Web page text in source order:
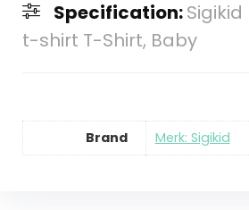
Specification:
t-shirt T-Shirt, Baby
Brand Merk: Sigikid